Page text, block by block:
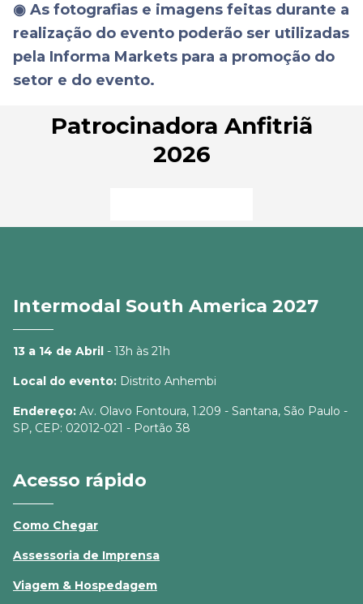
◉ As fotografias e imagens feitas durante a
realização do evento poderão ser utilizadas
pela Informa Markets para a promoção do
setor e do evento.
Patrocinadora Anfitriã
2026
Intermodal South America 2027
13 a 14 de Abril - 13h às 21h
Local do evento: Distrito Anhembi
Endereço: Av. Olavo Fontoura, 1.209 - Santana, São Paulo -
SP, CEP: 02012-021 - Portão 38
Acesso rápido
Como Chegar
Assessoria de Imprensa
Viagem & Hospedagem